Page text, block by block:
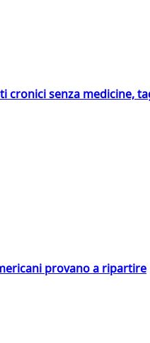
cronici senza medicine,
provano a ripartire